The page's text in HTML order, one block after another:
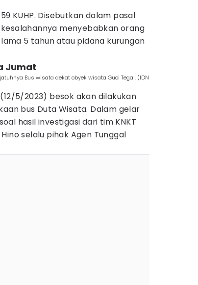
KUHP. Disebutkan dalam pasal
menyebabkan orang
5 tahun atau pidana kurungan
Jumat
Bus wisata dekat obyek wisata Guci Tegal. (IDN
5/2023) besok akan dilakukan
bus Duta Wisata. Dalam gelar
hasil investigasi dari tim KNKT
selalu pihak Agen Tunggal